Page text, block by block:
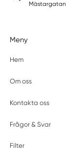
Mästargatan
Meny
Hem
Om oss
Kontakta oss
Frågor & Svar
Filter